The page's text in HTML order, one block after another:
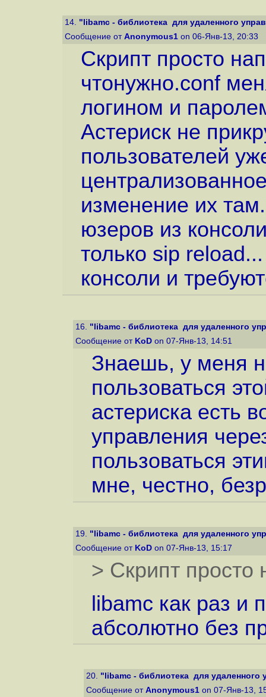
14. "libamc - библиотека для удаленного
Сообщение от Anonymous1 on 06-Янв-13, 20:33
Скрипт просто
чтонужно.conf
логином и
Астериск не
пользователей
изменение их
юзеров из
только sip
консоли и
16. "libamc - библиотека для удаленного
Сообщение от KoD on 07-Янв-13, 14:51
Знаешь, у меня
пользоваться
астериска есть
управления
пользоваться
мне, честно,
19. "libamc - библиотека для удаленного
Сообщение от KoD on 07-Янв-13, 15:17
> Скрипт
libamc как раз и
абсолютно без
20. "libamc - библиотека для удаленного
Сообщение от Anonymous1 on 07-Янв-13,